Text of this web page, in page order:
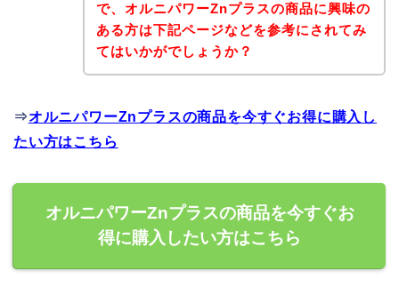
で、オルニパワーZnプラスの商品に興味の
ある方は下記ページなどを参考にされてみ
てはいかがでしょうか？
⇒オルニパワーZnプラスの商品を今すぐお得に購入し
たい方はこちら
オルニパワーZnプラスの商品を今すぐお
得に購入したい方はこちら